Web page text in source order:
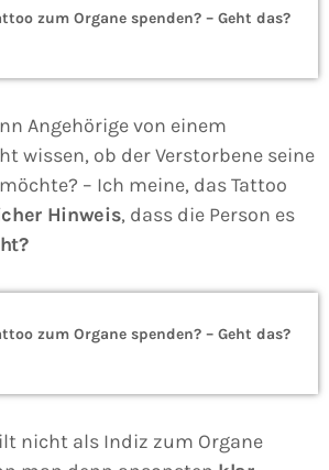
zum Organe spenden? – Geht das?
Angehörige von einem
wissen, ob der Verstorbene seine
– Ich meine, das Tattoo
Hinweis, dass die Person es
zum Organe spenden? – Geht das?
nicht als Indiz zum Organe